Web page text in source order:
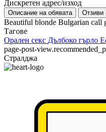
Дискретен адрес/изход
Описание на обявата Отзиви
Beautiful blonde Bulgarian call
Тагове
Орален секс Дълбоко гърло
page-post-
Стралджа